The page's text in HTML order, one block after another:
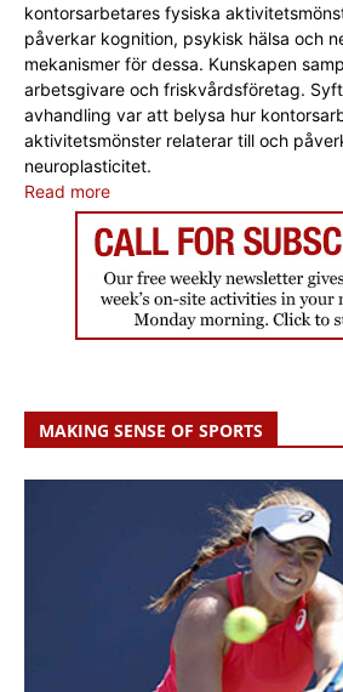
kontorsarbetares fysiska
påverkar kognition, psykisk hälsa och
mekanismer för dessa. Kunskapen
arbetsgivare och friskvårdsföretag.
avhandling var att belysa hur
aktivitetsmönster relaterar till och
neuroplasticitet.
Read more
MAKING SENSE OF SPORTS